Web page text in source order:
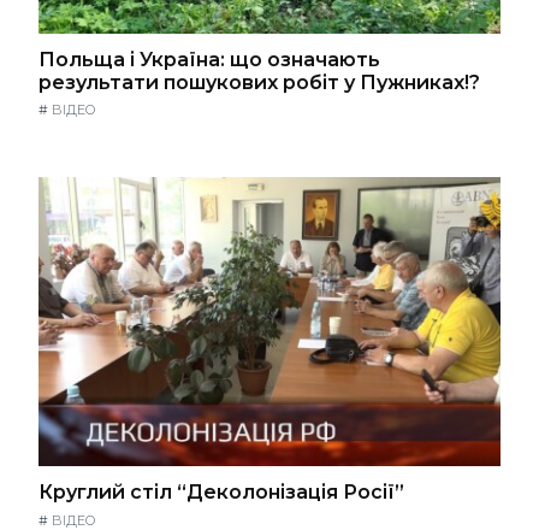
Польща і Україна: що означають
результати пошукових робіт у Пужниках!?
# ВІДЕО
Круглий стіл “Деколонізація Росії”
# ВІДЕО